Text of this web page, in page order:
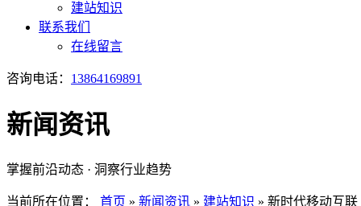
建站知识
联系我们
在线留言
咨询电话： 13864169891
新闻资讯
掌握前沿动态 · 洞察行业趋势
当前所在位置： 首页 » 新闻资讯 » 建站知识 » 新时代移动互